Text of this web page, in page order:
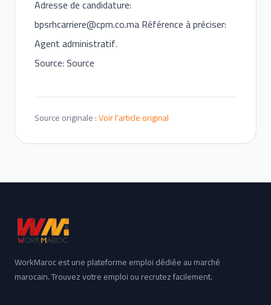
Adresse de candidature:
bpsrhcarriere@cpm.co.maRéférence à préciser:
Agent administratif.
Source: Source
Source originale :Voir l’article original
WorkMaroc est une plateforme emploi dédiée au marché
marocain. Trouvez votre emploi ou recrutez facilement.